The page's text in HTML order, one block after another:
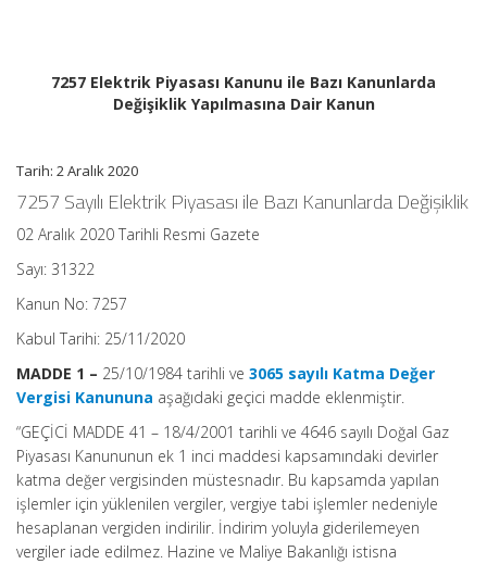
7257 Elektrik Piyasası Kanunu ile Bazı Kanunlarda
Değişiklik Yapılmasına Dair Kanun
Tarih: 2 Aralık 2020
7257 Sayılı Elektrik Piyasası ile Bazı Kanunlarda Değişiklik
02 Aralık 2020 Tarihli Resmi Gazete
Sayı: 31322
Kanun No: 7257
Kabul Tarihi: 25/11/2020
MADDE 1 – 25/10/1984 tarihli ve 3065 sayılı Katma Değer
Vergisi Kanununa aşağıdaki geçici madde eklenmiştir.
“GEÇİCİ MADDE 41 – 18/4/2001 tarihli ve 4646 sayılı Doğal Gaz
Piyasası Kanununun ek 1 inci maddesi kapsamındaki devirler
katma değer vergisinden müstesnadır. Bu kapsamda yapılan
işlemler için yüklenilen vergiler, vergiye tabi işlemler nedeniyle
hesaplanan vergiden indirilir. İndirim yoluyla giderilemeyen
vergiler iade edilmez. Hazine ve Maliye Bakanlığı istisna